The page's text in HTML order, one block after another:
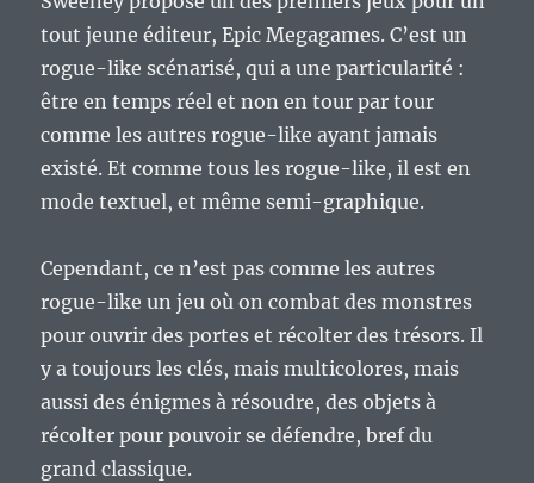
?
tout jeune éditeur, Epic Megagames. C’est un
rogue-like scénarisé, qui a une particularité :
être en temps réel et non en tour par tour
comme les autres rogue-like ayant jamais
existé. Et comme tous les rogue-like, il est en
mode textuel, et même semi-graphique.
Cependant, ce n’est pas comme les autres
rogue-like un jeu où on combat des monstres
pour ouvrir des portes et récolter des trésors. Il
y a toujours les clés, mais multicolores, mais
aussi des énigmes à résoudre, des objets à
récolter pour pouvoir se défendre, bref du
grand classique.